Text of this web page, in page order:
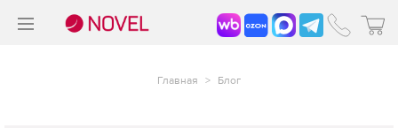
Главная > Блог